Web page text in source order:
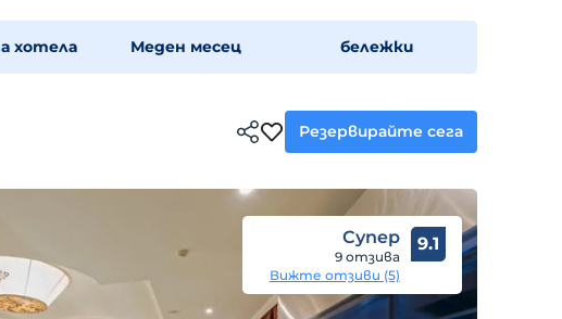
хотела Меден месец бележки
Резервирайте сега
Супер
9 отзива
Вижте отзиви (5)
9.1